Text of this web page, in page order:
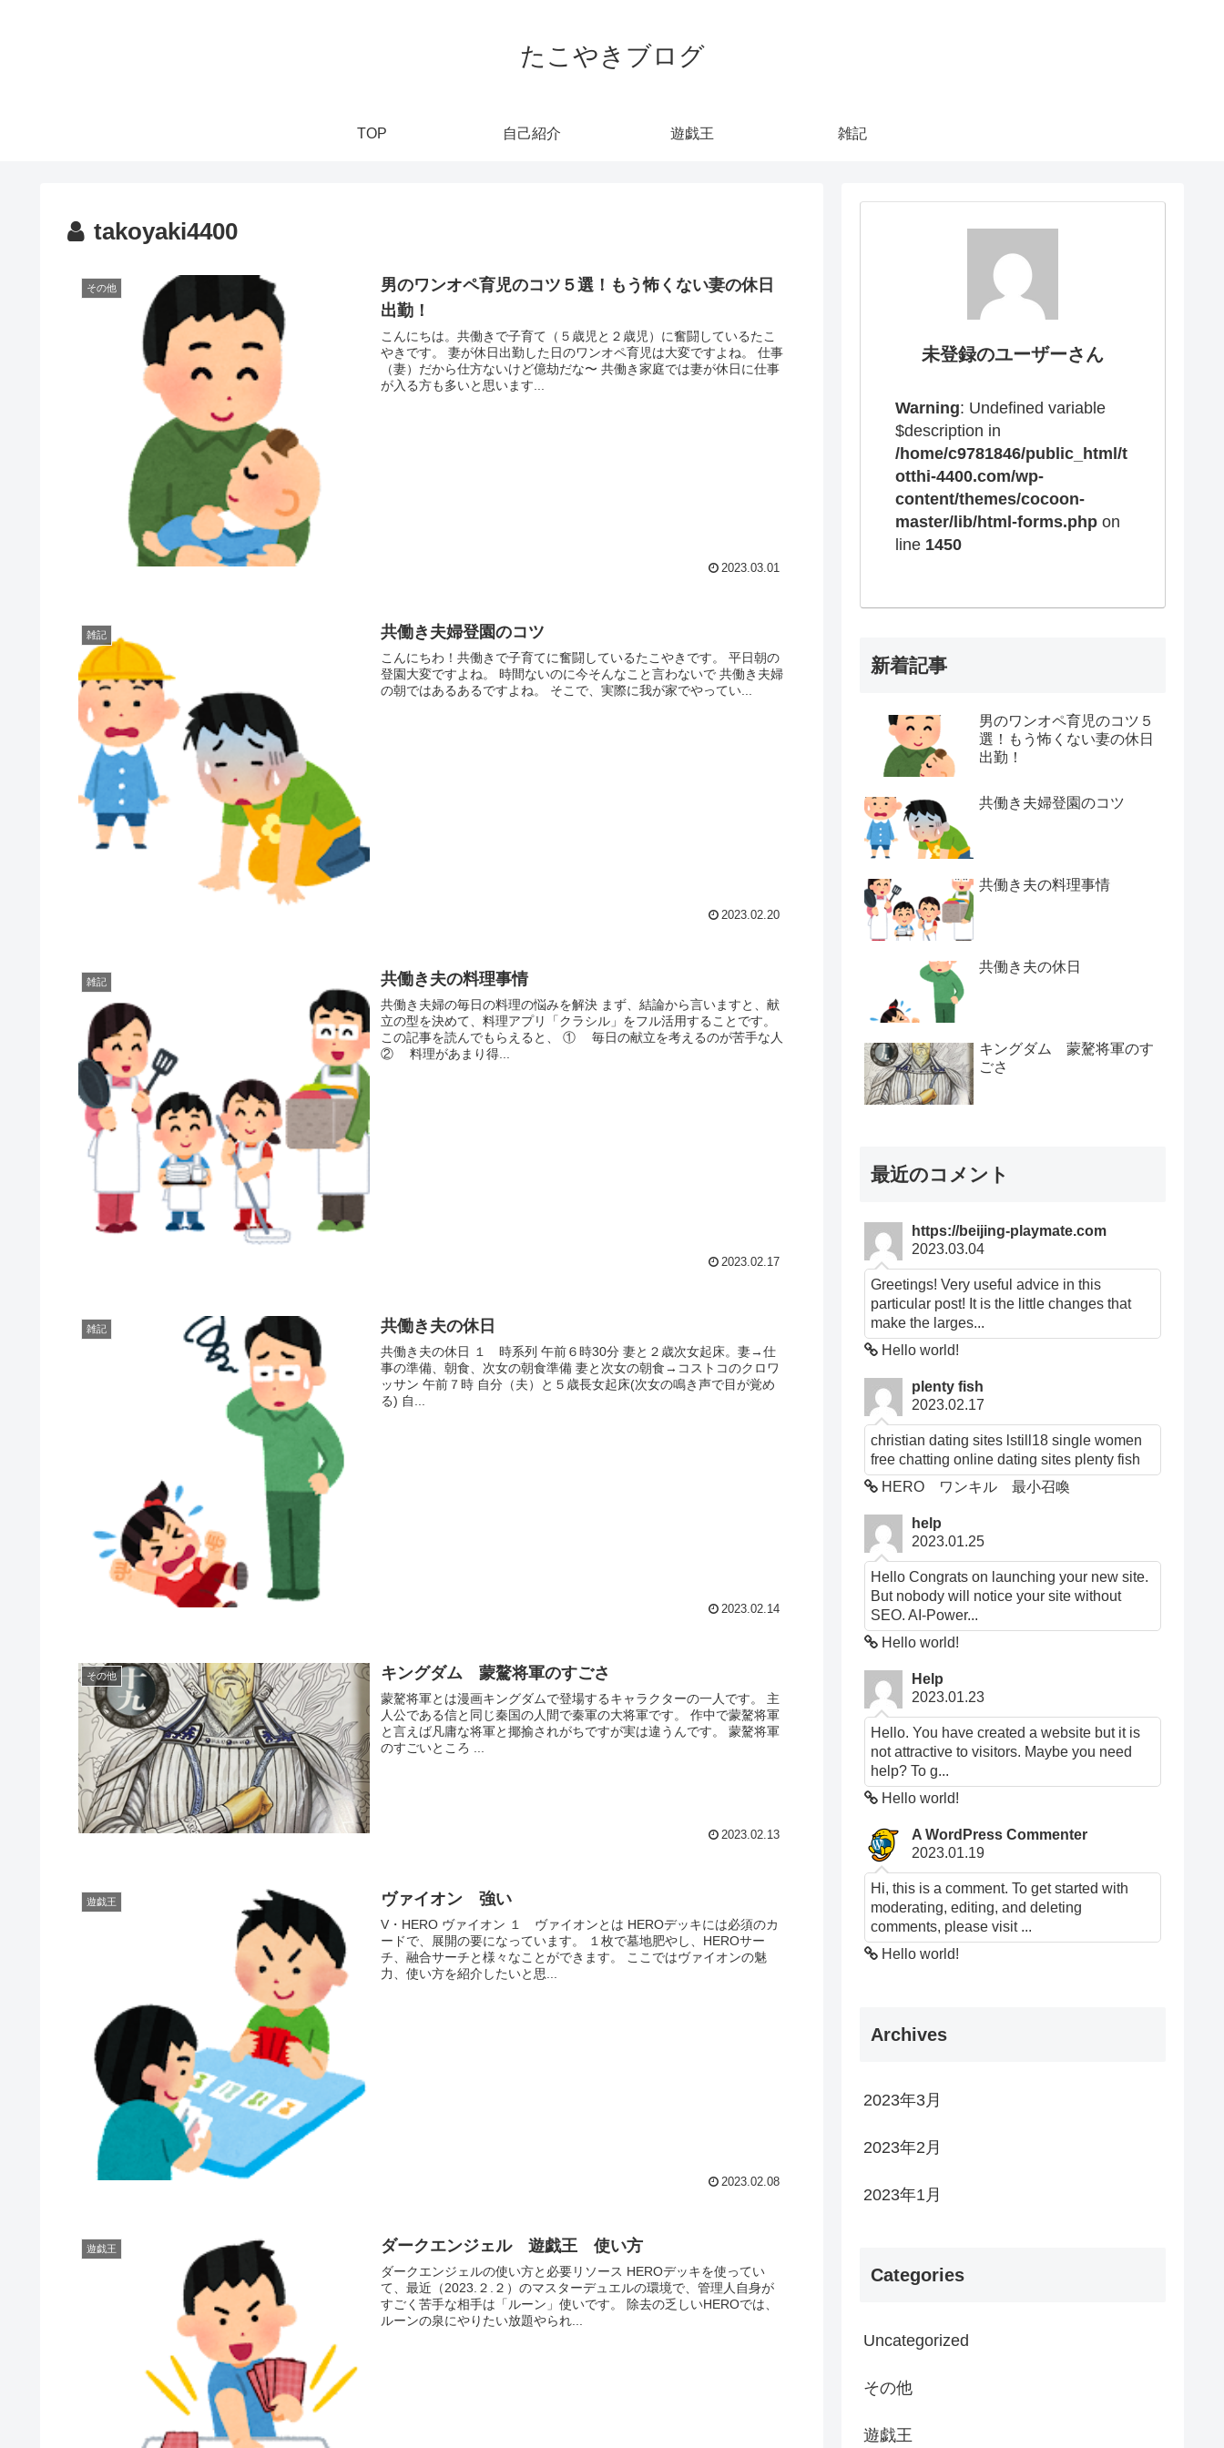
たこやきブログ
TOP 自己紹介 遊戯王 雑記
takoyaki4400
その他
男のワンオペ育児のコツ５選！もう怖くない妻の休日
出勤！
こんにちは。共働きで子育て（５歳児と２歳児）に奮闘しているたこ
やきです。 妻が休日出勤した日のワンオペ育児は大変ですよね。 仕事
（妻）だから仕方ないけど億劫だな〜 共働き家庭では妻が休日に仕事
が入る方も多いと思います...
2023.03.01
雑記 共働き夫婦登園のコツ
こんにちわ！共働きで子育てに奮闘しているたこやきです。 平日朝の
登園大変ですよね。 時間ないのに今そんなこと言わないで 共働き夫婦
の朝ではあるあるですよね。 そこで、実際に我が家でやってい...
2023.02.20
雑記 共働き夫の料理事情
共働き夫婦の毎日の料理の悩みを解決 まず、結論から言いますと、献
立の型を決めて、料理アプリ「クラシル」をフル活用することです。
この記事を読んでもらえると、 ① 毎日の献立を考えるのが苦手な人
② 料理があまり得...
2023.02.17
雑記 共働き夫の休日
共働き夫の休日 １ 時系列 午前６時30分 妻と２歳次女起床。妻→仕
事の準備、朝食、次女の朝食準備 妻と次女の朝食→コストコのクロワ
ッサン 午前７時 自分（夫）と５歳長女起床(次女の鳴き声で目が覚め
る) 自...
2023.02.14
その他 キングダム 蒙驁将軍のすごさ
蒙驁将軍とは漫画キングダムで登場するキャラクターの一人です。 主
人公である信と同じ秦国の人間で秦軍の大将軍です。 作中で蒙驁将軍
と言えば凡庸な将軍と揶揄されがちですが実は違うんです。 蒙驁将軍
2023.02.13
遊戯王 ヴァイオン 強い
V・HERO ヴァイオン １ ヴァイオンとは HEROデッキには必須のカ
ードで、展開の要になっています。 １枚で墓地肥やし、HEROサー
チ、融合サーチと様々なことができます。 ここではヴァイオンの魅
力、使い方を紹介したいと思...
2023.02.08
遊戯王 ダークエンジェル 遊戯王 使い方
ダークエンジェルの使い方と必要リソース HEROデッキを使ってい
て、最近（2023.２.２）のマスターデュエルの環境で、管理人自身が
すごく苦手な相手は「ルーン」使いです。 除去の乏しいHEROでは、
ルーンの泉にやりたい放題やられ...
未登録のユーザーさん
Warning: Undefined variable
$description in
/home/c9781846/public_html/t
otthi-4400.com/wp-
content/themes/cocoon-
master/lib/html-forms.php on
line 1450
新着記事
男のワンオペ育児のコツ５
選！もう怖くない妻の休日
出勤！
共働き夫婦登園のコツ
共働き夫の料理事情
共働き夫の休日
キングダム 蒙驁将軍のす
ごさ
最近のコメント
https://beijing-playmate.com
2023.03.04
Greetings! Very useful advice in this
particular post! It is the little changes that
make the larges...
Hello world!
plenty fish
2023.02.17
christian dating sites lstill18 single women
free chatting online dating sites plenty fish
HERO ワンキル 最小召喚
help
2023.01.25
Hello Congrats on launching your new site.
But nobody will notice your site without
SEO. AI-Power...
Hello world!
Help
2023.01.23
Hello. You have created a website but it is
not attractive to visitors. Maybe you need
help? To g...
Hello world!
A WordPress Commenter
2023.01.19
Hi, this is a comment. To get started with
moderating, editing, and deleting
comments, please visit ...
Hello world!
Archives
2023年3月
2023年2月
2023年1月
Categories
Uncategorized
その他
遊戯王